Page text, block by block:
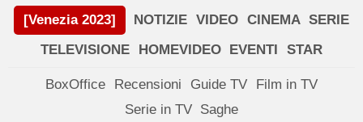
[Venezia 2023] NOTIZIE VIDEO CINEMA SERIE
TELEVISIONE
HOMEVIDEO EVENTI STAR
BoxOffice Recensioni Guide TV
Film in TV
Serie in TV Saghe